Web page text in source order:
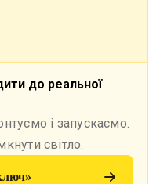
до реальної
і запускаємо.
світло.